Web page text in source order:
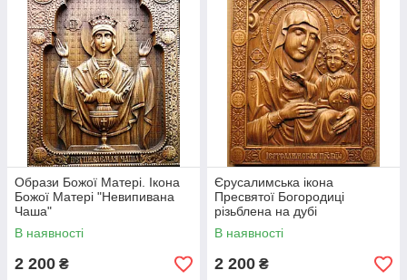
Образи Божої Матері. Ікона
Божої Матері "Невипивана
Чаша"
В наявності
2 200 ₴
Єрусалимська ікона
Пресвятої Богородиці
різьблена на дубі
В наявності
2 200 ₴